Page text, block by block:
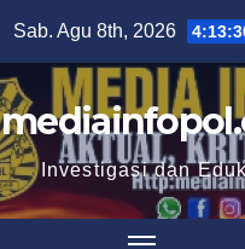
Sab. Agu 8th, 2026
Investigasi dan